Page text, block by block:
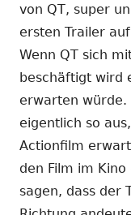
von QT, super
ersten Trailer
Wenn QT sich
beschäftigt wird
erwarten würde.
eigentlich so
Actionfilm
den Film im
sagen, dass der